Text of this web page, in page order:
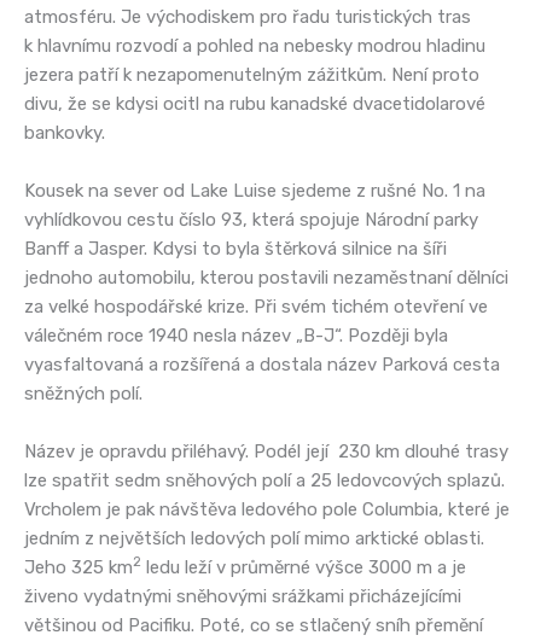
atmosféru. Je východiskem pro řadu turistických tras
k hlavnímu rozvodí a pohled na nebesky modrou hladinu
jezera patří k nezapomenutelným zážitkům. Není proto
divu, že se kdysi ocitl na rubu kanadské dvacetidolarové
bankovky.
Kousek na sever od Lake Luise sjedeme z rušné No. 1 na
vyhlídkovou cestu číslo 93, která spojuje Národní parky
Banff a Jasper. Kdysi to byla štěrková silnice na šíři
jednoho automobilu, kterou postavili nezaměstnaní dělníci
za velké hospodářské krize. Při svém tichém otevření ve
válečném roce 1940 nesla název „B-J“. Později byla
vyasfaltovaná a rozšířená a dostala název Parková cesta
sněžných polí.
Název je opravdu přiléhavý. Podél její 230 km dlouhé trasy
lze spatřit sedm sněhových polí a 25 ledovcových splazů.
Vrcholem je pak návštěva ledového pole Columbia, které je
jedním z největších ledových polí mimo arktické oblasti.
Jeho 325 km2 ledu leží v průměrné výšce 3000 m a je
živeno vydatnými sněhovými srážkami přicházejícími
většinou od Pacifiku. Poté, co se stlačený sníh přemění